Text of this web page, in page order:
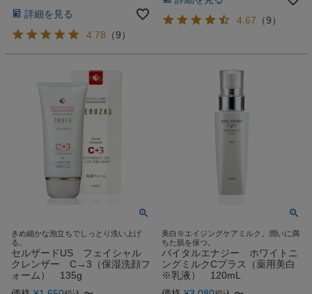
詳細を見る
4.78 （9）
4.67 （9）
きめ細かな泡立ちでしっとり洗い上げ
る。
セルザードUS フェイシャル
クレンザー C→3（保湿洗顔フ
ォーム） 135g
美白※エイジングケアミルク。潤いに満
ちた肌を保つ。
バイタルエナジー ホワイトニ
ングミルクCプラス（薬用美白
※乳液） 120mL